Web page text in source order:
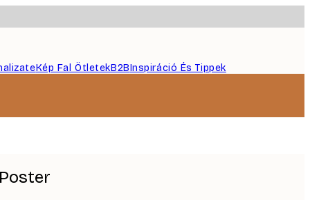
Kép Fal ÖtletekB2BInspiráció És Tippek